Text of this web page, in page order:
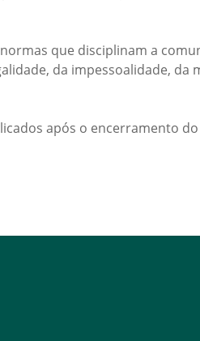
que disciplinam a
da impessoalidade,
após o encerramento